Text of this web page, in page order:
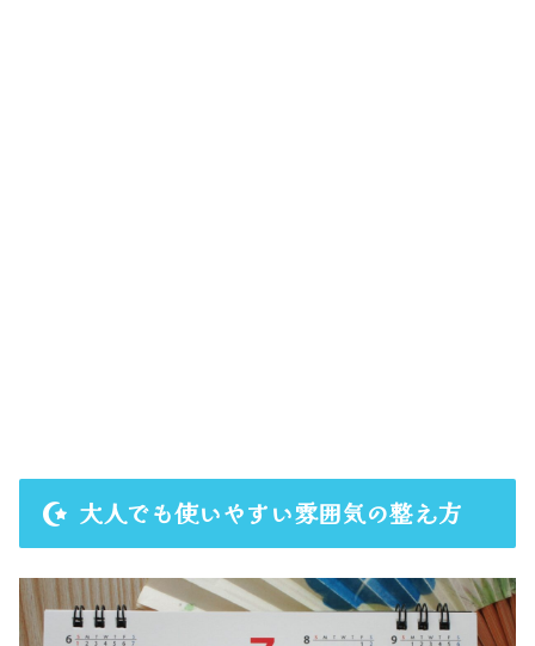
大人でも使いやすい雰囲気の整え方